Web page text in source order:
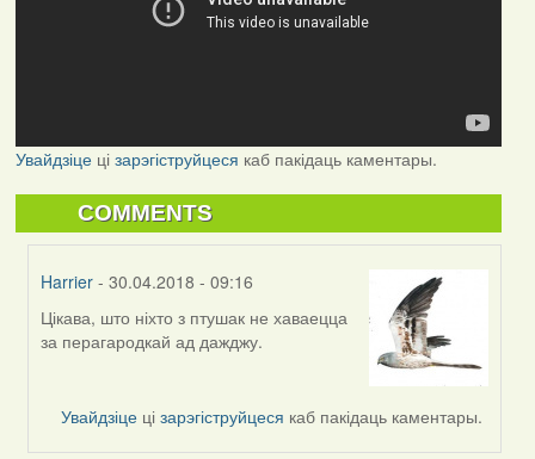
Увайдзіцеці зарэгіструйцеся каб пакідаць каментары.
COMMENTS
Harrier - 30.04.2018 - 09:16
In
reply
Feather
Цікава, што ніхто з птушак не хаваецца
за перагародкай ад дажджу.
Увайдзіце цізарэгіструйцеся каб пакідаць каментары.